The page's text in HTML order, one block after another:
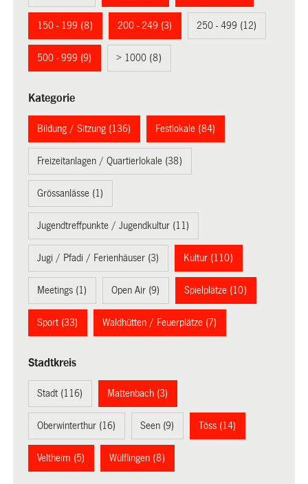
150 - 199 (8) 200 - 249 (3) 250 - 499 (12)
500 - 999 (9) > 1000 (8)
Kategorie
Bildung / Sitzung (136) Festlokale (84)
Freizeitanlagen / Quartierlokale (38)
Grössanlässe (1)
Jugendtreffpunkte / Jugendkultur (11)
Jugi / Pfadi / Ferienhäuser (3) Kultur (110)
Meetings (1) Open Air (9) Spielplätze (10)
Sport (33) Waldhütten / Feuerplätze (7)
Stadtkreis
Stadt (116) Mattenbach (3)
Oberwinterthur (16) Seen (9) Töss (14)
Veltheim (5) Wülflingen (8)